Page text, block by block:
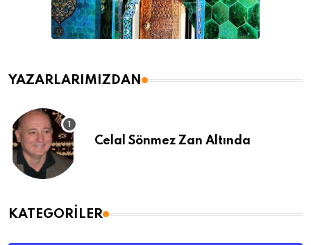
YAZARLARIMIZDAN
Celal Sönmez Zan Altında
KATEGORILER